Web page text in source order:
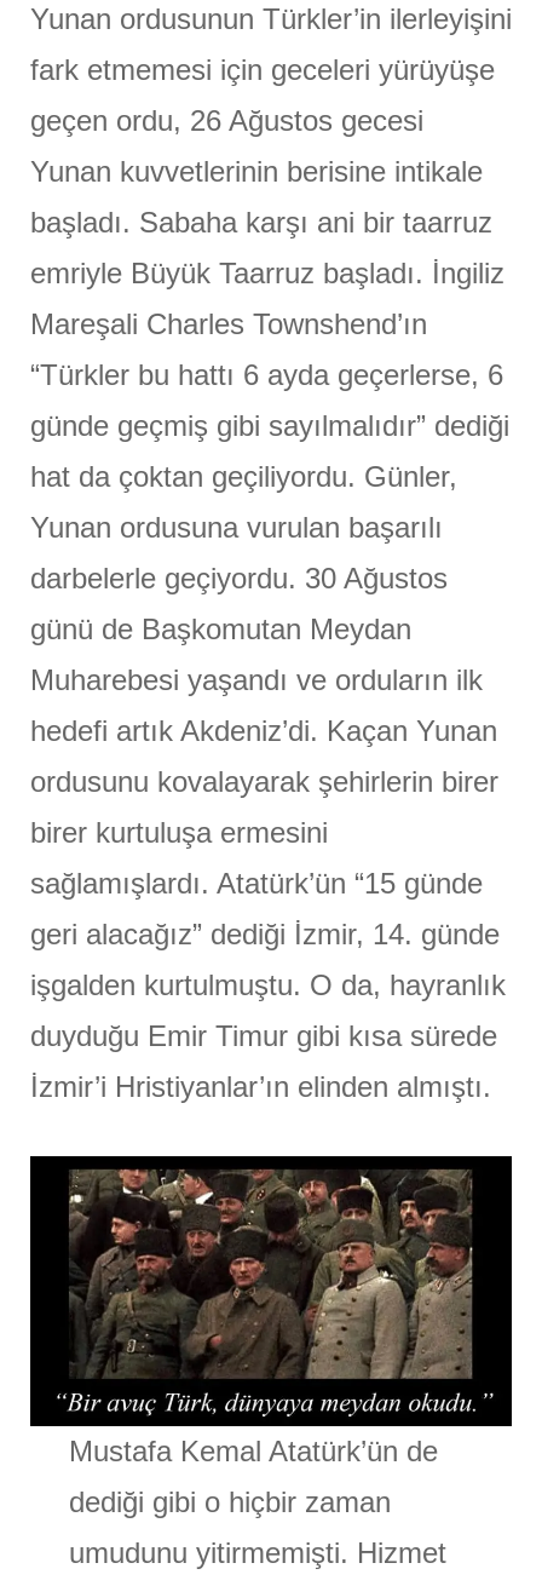
Yunan ordusunun Türkler’in ilerleyişini
fark etmemesi için geceleri yürüyüşe
geçen ordu, 26 Ağustos gecesi
Yunan kuvvetlerinin berisine intikale
başladı. Sabaha karşı ani bir taarruz
emriyle Büyük Taarruz başladı. İngiliz
Mareşali Charles Townshend’ın
“Türkler bu hattı 6 ayda geçerlerse, 6
günde geçmiş gibi sayılmalıdır” dediği
hat da çoktan geçiliyordu. Günler,
Yunan ordusuna vurulan başarılı
darbelerle geçiyordu. 30 Ağustos
günü de Başkomutan Meydan
Muharebesi yaşandı ve orduların ilk
hedefi artık Akdeniz’di. Kaçan Yunan
ordusunu kovalayarak şehirlerin birer
birer kurtuluşa ermesini
sağlamışlardı. Atatürk’ün “15 günde
geri alacağız” dediği İzmir, 14. günde
işgalden kurtulmuştu. O da, hayranlık
duyduğu Emir Timur gibi kısa sürede
İzmir’i Hristiyanlar’ın elinden almıştı.
Mustafa Kemal Atatürk’ün de
dediği gibi o hiçbir zaman
umudunu yitirmemişti. Hizmet